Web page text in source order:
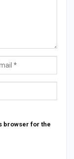
browser for the